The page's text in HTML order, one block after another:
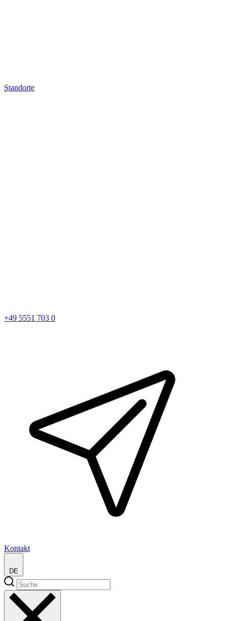
Standorte
+49 5551 703 0
Kontakt
DE